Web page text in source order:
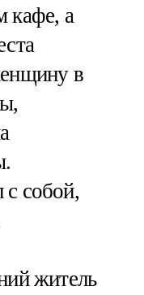
кафе, а
в
с собой,
житель